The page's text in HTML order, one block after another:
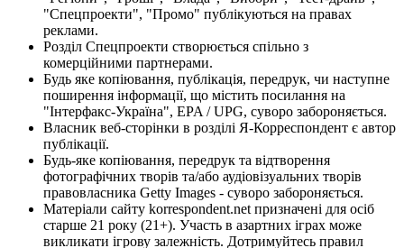
"Спецпроекти", "Промо" публікуються на правах
реклами.
Розділ Спецпроекти створюється спільно з
комерційними партнерами.
Будь яке копіювання, публікація, передрук, чи наступне
поширення інформації, що містить посилання на
"Інтерфакс-Україна", EPA / UPG, суворо забороняється.
Власник веб-сторінки в розділі Я-Корреспондент є автор
публікації.
Будь-яке копіювання, передрук та відтворення
фотографічних творів та/або аудіовізуальних творів
правовласника Getty Images - суворо забороняється.
Матеріали сайту korrespondent.net призначені для осіб
старше 21 року (21+). Участь в азартних іграх може
викликати ігрову залежність. Дотримуйтесь правил